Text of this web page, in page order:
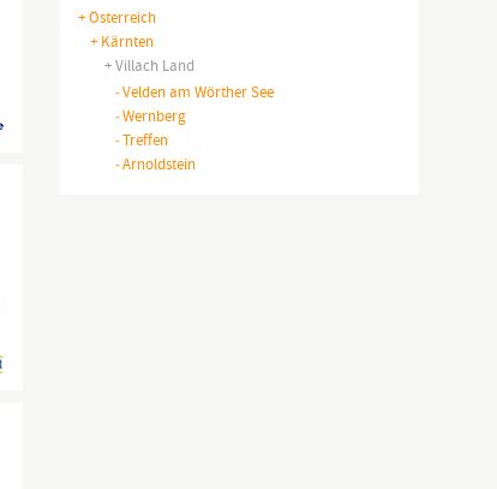
+ Österreich
+ Kärnten
+ Villach Land
-Velden am Wörther See
-Wernberg
-Treffen
-Arnoldstein